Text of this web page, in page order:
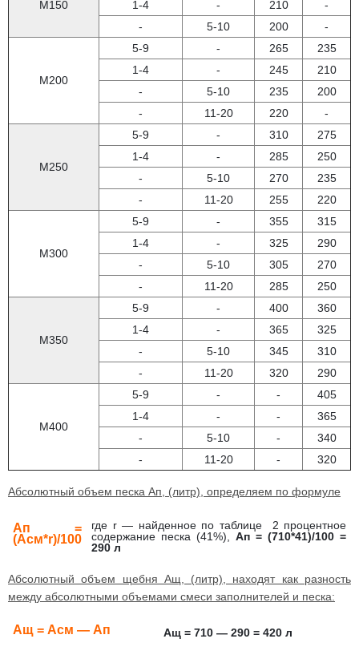
М150
1-4
- 210
-
-
5-10 200 -
М200
5-9 - 265
235
1-4
- 245
210
-
5-10 235
200
-
11-20 220 -
М250
5-9 - 310
275
1-4
- 285
250
-
5-10 270
235
-
11-20 255 220
М300
5-9 - 355
315
1-4
- 325
290
-
5-10 305
270
-
11-20 285 250
М350
5-9 - 400
360
1-4
- 365
325
-
5-10 345
310
-
11-20 320 290
М400
5-9 - -
405
1-4
- -
365
-
5-10 -
340
-
11-20 - 320
Абсолютный объем песка Ап, (литр), определяем по формуле
Ап =
(Асм*r)/100
где r — найденное по таблице 2 процентное
содержание песка (41%), Ап = (710*41)/100 =
290 л
Абсолютный объем щебня Ащ, (литр), находят как разность
между абсолютными объемами смеси заполнителей и песка:
Ащ = Асм — Ап Ащ = 710 — 290 = 420 л